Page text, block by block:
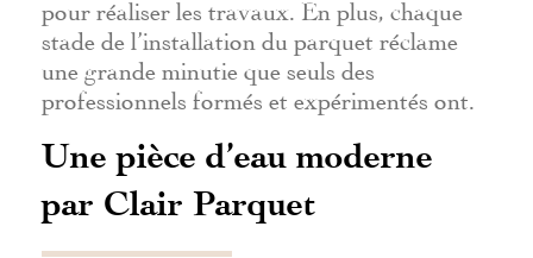
pour réaliser les travaux. En plus, chaque
stade de l’installation du parquet réclame
une grande minutie que seuls des
professionnels formés et expérimentés ont.
Une pièce d’eau moderne
par Clair Parquet